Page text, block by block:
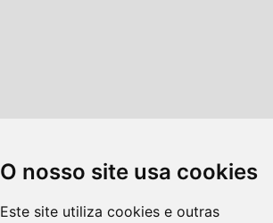
O nosso site usa cookies
Este site utiliza cookies e outras